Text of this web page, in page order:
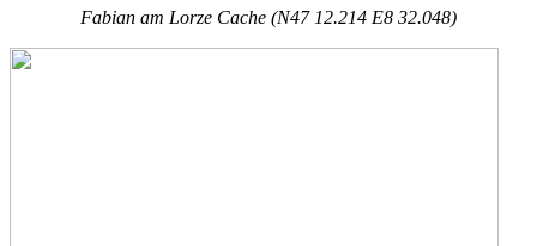
Fabian am Lorze Cache (N47 12.214 E8 32.048)